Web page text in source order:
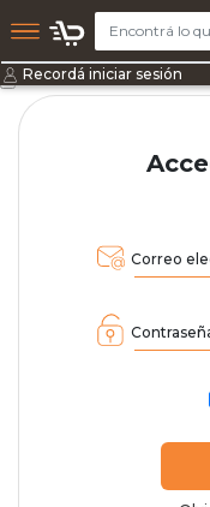
Recordá iniciar sesión
Correo